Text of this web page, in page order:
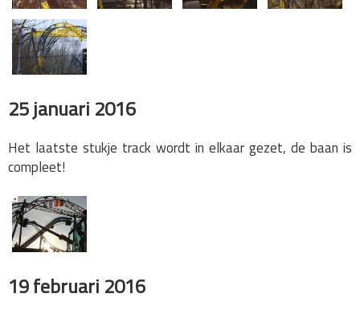
25 januari 2016
Het laatste stukje track wordt in elkaar gezet, de baan is
compleet!
19 februari 2016